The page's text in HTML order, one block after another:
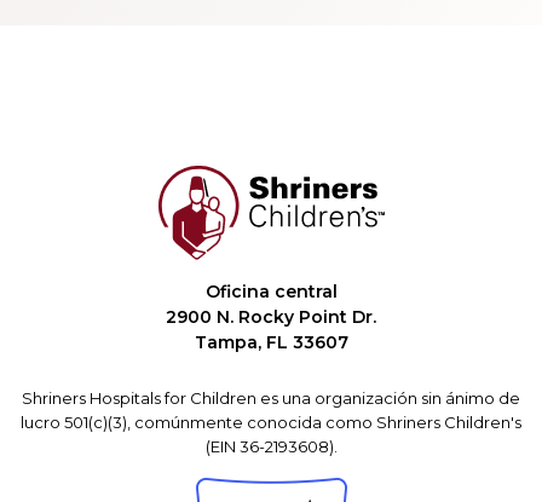
Oficina central
2900 N. Rocky Point Dr.
Tampa, FL 33607
Shriners Hospitals for Children es una organización sin ánimo de
lucro 501(c)(3), comúnmente conocida como Shriners Children's
(EIN 36-2193608).